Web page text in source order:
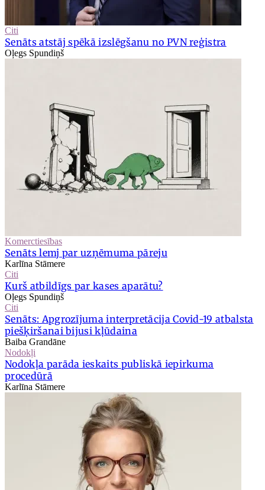
Citi
Senāts atstāj spēkā izslēgšanu no PVN reģistra
Oļegs Spundiņš
Komerctiesības
Senāts lemj par uzņēmuma pāreju
Karlīna Stāmere
Citi
Kurš atbildīgs par kases aparātu?
Oļegs Spundiņš
Citi
Senāts: Apgrozījuma interpretācija Covid-19 atbalsta
piešķiršanai bijusi kļūdaina
Baiba Grandāne
Nodokļi
Nodokļa parāda ieskaits publiskā iepirkuma
procedūrā
Karlīna Stāmere